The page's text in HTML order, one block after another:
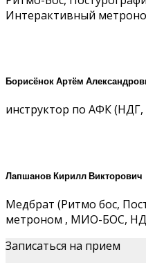
Интерактивный
Борисёнок Артём
инструктор по АФК
Лапшанов Кирилл Викторович
Медбрат (Ритмо бос,
метроном , МИО-БОС,
Записаться на прием